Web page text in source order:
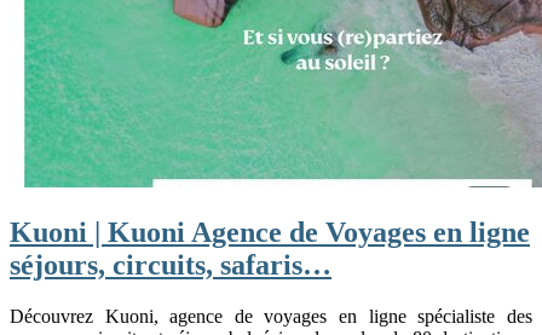
Kuoni | Kuoni Agence de Voyages en ligne
séjours, circuits, safaris…
Découvrez Kuoni, agence de voyages en ligne spécialiste des